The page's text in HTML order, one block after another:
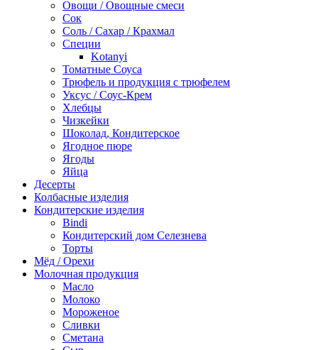
Овощи / Овощные смеси
Сок
Соль / Сахар / Крахмал
Специи
Kotanyi
Томатные Соуса
Трюфель и продукция с трюфелем
Уксус / Соус-Крем
Хлебцы
Чизкейки
Шоколад, Кондитерское
Ягодное пюре
Ягоды
Яйца
Десерты
Колбасные изделия
Кондитерские изделия
Bindi
Кондитерский дом Селезнева
Торты
Мёд / Орехи
Молочная продукция
Масло
Молоко
Мороженое
Сливки
Сметана